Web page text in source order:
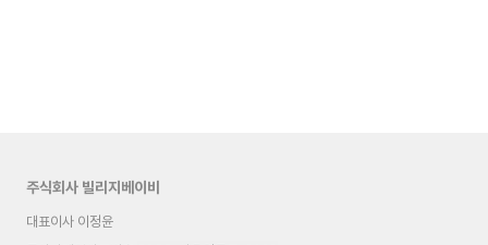
주식회사 빌리지베이비
대표이사 이정윤